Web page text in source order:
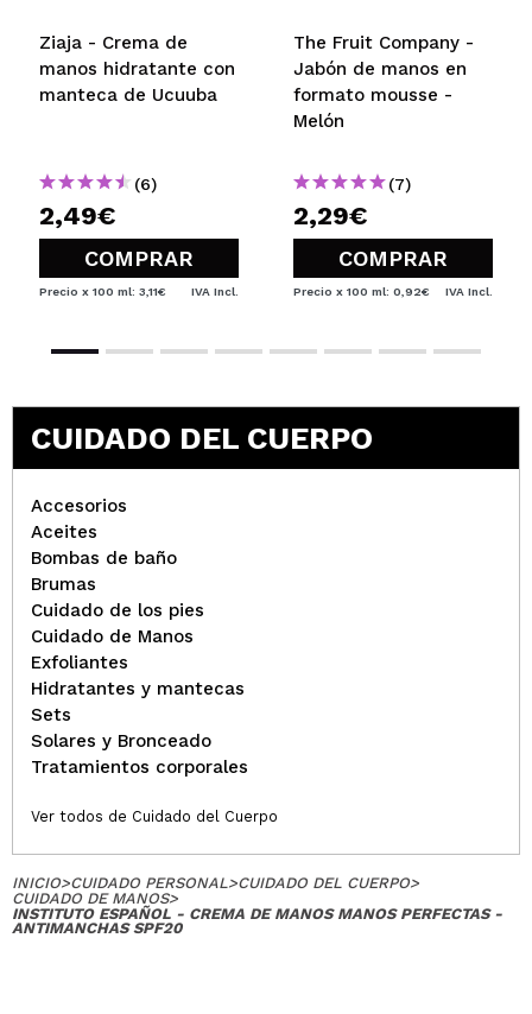
Ziaja - Crema de
manos hidratante con
manteca de Ucuuba
(6)
2,49€
COMPRAR
Precio x 100 ml: 3,11€ IVA Incl.
The Fruit Company -
Jabón de manos en
formato mousse -
Melón
(7)
2,29€
COMPRAR
Precio x 100 ml: 0,92€ IVA Incl.
CUIDADO DEL CUERPO
Accesorios
Aceites
Bombas de baño
Brumas
Cuidado de los pies
Cuidado de Manos
Exfoliantes
Hidratantes y mantecas
Sets
Solares y Bronceado
Tratamientos corporales
Ver todos de Cuidado del Cuerpo
INICIO>CUIDADO PERSONAL>CUIDADO DEL CUERPO>
CUIDADO DE MANOS>
INSTITUTO ESPAÑOL - CREMA DE MANOS MANOS PERFECTAS -
ANTIMANCHAS SPF20